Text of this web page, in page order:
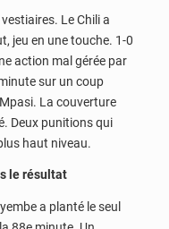
Le Chili a
jeu en une touche. 1-0
action mal gérée par
sur un coup
La couverture
Deux punitions qui
haut niveau.
le résultat
a planté le seul